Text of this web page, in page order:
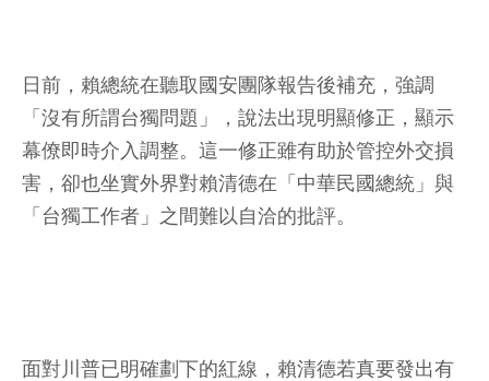
日前，賴總統在聽取國安團隊報告後補充，強調
「沒有所謂台獨問題」，說法出現明顯修正，顯示
幕僚即時介入調整。這一修正雖有助於管控外交損
害，卻也坐實外界對賴清德在「中華民國總統」與
「台獨工作者」之間難以自洽的批評。
面對川普已明確劃下的紅線，賴清德若真要發出有